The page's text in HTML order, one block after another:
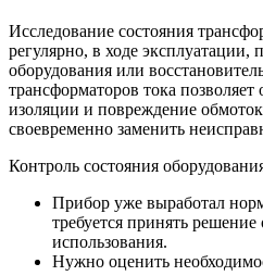
Исследование состояния
регулярно, в ходе эксплуатации,
оборудования или
трансформаторов тока
изоляции и повреждение
своевременно заменить
Контроль состояния
Прибор уже выработал
требуется принять
использования.
Нужно оценить